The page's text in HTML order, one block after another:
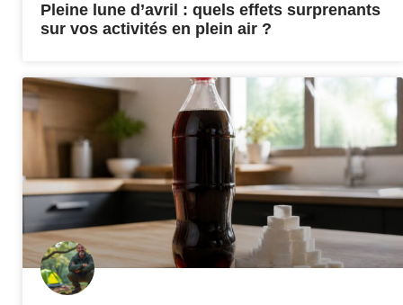
Pleine lune d’avril : quels effets surprenants
sur vos activités en plein air ?